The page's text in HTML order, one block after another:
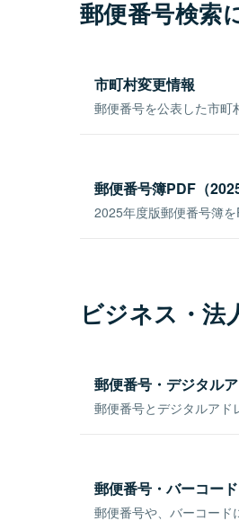
郵便番号検索
市町村変更情報
郵便番号を公表した市町
郵便番号簿PDF（
2025年度版郵便番号簿を
ビジネス・法
郵便番号・デジタル
郵便番号とデジタルアド
郵便番号・バーコー
郵便番号や、バーコード